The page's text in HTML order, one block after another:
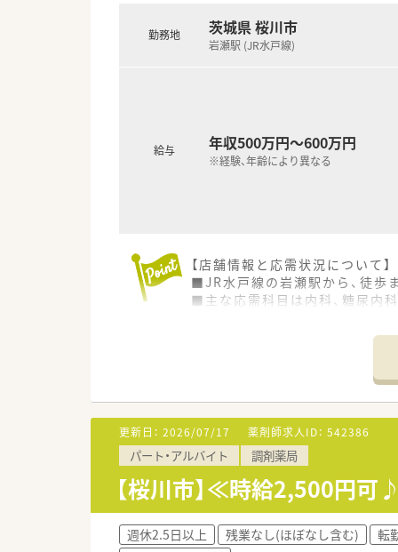
勤務地 茨城県 桜川市
岩瀬駅 (JR水戸線)
給与 年収500万円～600万円
※経験、年齢により異なる
【店舗情報と応需状況について】
■JR水戸線の岩瀬駅から、徒
■主な応需科目は内科、糖尿内
■地域に密着した薬局経営を理
■外来調剤を基本としつつ、一
【職場環境と雰囲気】
■経営層との距離が近く、現場
■急なお休みが出た場合でも、
■産休・育休の取得率はほぼ
更新日： 2026/07/17 薬剤師求人ID： 542386
パート・アルバイト 調剤薬局
【桜川市】≪時給2,500円
週休2.5日以上 残業なし(ほぼなし含む)
転